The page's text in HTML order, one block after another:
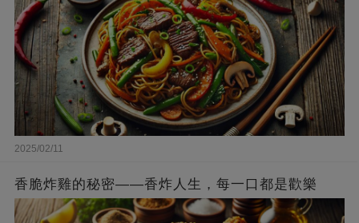
2025/02/11
香脆炸雞的秘密——香炸人生，每一口都是歡樂